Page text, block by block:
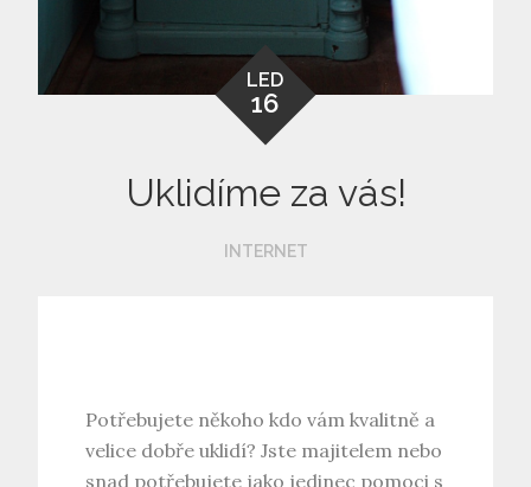
LED
16
Uklidíme za vás!
INTERNET
Potřebujete někoho kdo vám kvalitně a
velice dobře uklidí? Jste majitelem nebo
snad potřebujete jako jedinec pomoci s